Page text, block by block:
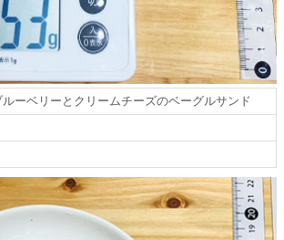
ルーベリーとクリームチーズのベーグルサンド